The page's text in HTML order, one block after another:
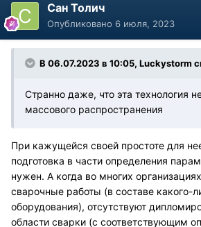
Сан Толич
Опубликовано 6 июля, 2023
В 06.07.2023 в 10:05, Luckystorm
Странно даже, что эта технология
массового распространения
При кажущейся своей простоте для
подготовка в части определения
нужен. А когда во многих
сварочные работы (в составе какого-
оборудования), отсутствуют
области сварки (с соответствующим